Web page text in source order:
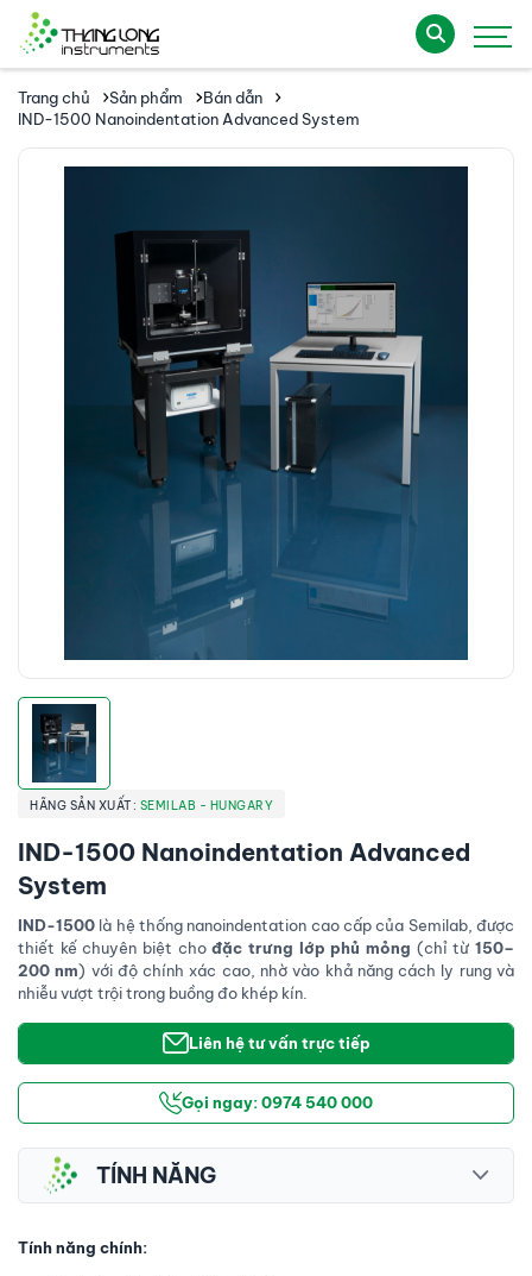
Trang chủ Sản phẩm
Bán dẫn
IND-1500 Nanoindentation Advanced System
HÃNG SẢN XUẤT: SEMILAB - HUNGARY
IND-1500 Nanoindentation Advanced
System
IND-1500 là hệ thống nanoindentation cao cấp của Semilab, được
thiết kế chuyên biệt chođặc trưng lớp phủ mỏng (chỉ từ150–
200 nm) với độ chính xác cao, nhờ vào khả năng cách ly rung và
nhiễu vượt trội trong buồng đo khép kín.
Liên hệ tư vấn trực tiếp
Gọi ngay: 0974 540 000
TÍNH NĂNG
Tính năng chính: